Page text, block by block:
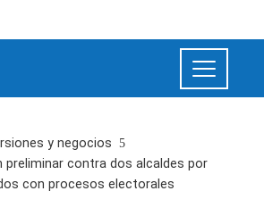
y negocios
preliminar contra dos alcaldes por
con procesos electorales